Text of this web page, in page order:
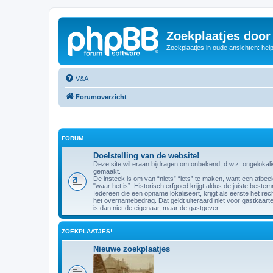
Zoekplaatjes
Zoekplaatjes in oude ansichten:
V&A
Forumoverzicht
FORUM
Doelstelling van de website!
Deze site wil eraan bijdragen om onbekend, d.w.z.
gemaakt.
De insteek is om van “niets” “iets” te maken, want een
"waar het is”. Historisch erfgoed krijgt aldus de juiste
Iedereen die een opname lokaliseert, krijgt als eerste het
het overnamebedrag. Dat geldt uiteraard niet voor
is dan niet de eigenaar, maar de gastgever.
ZOEKPLAATJES!
Nieuwe zoekplaatjes